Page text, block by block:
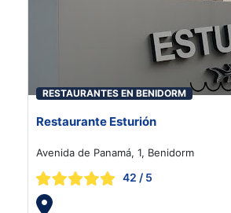
RESTAURANTES EN BENIDORM
Restaurante Esturión
Avenida de Panamá, 1, Benidorm
42 / 5